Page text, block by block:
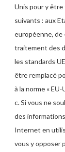
Unis pour y
suivants : aux
européenne, de
traitement des
les standards
être remplacé
à la norme « EU-
c. Si vous ne
des
Internet en
vous y opposer